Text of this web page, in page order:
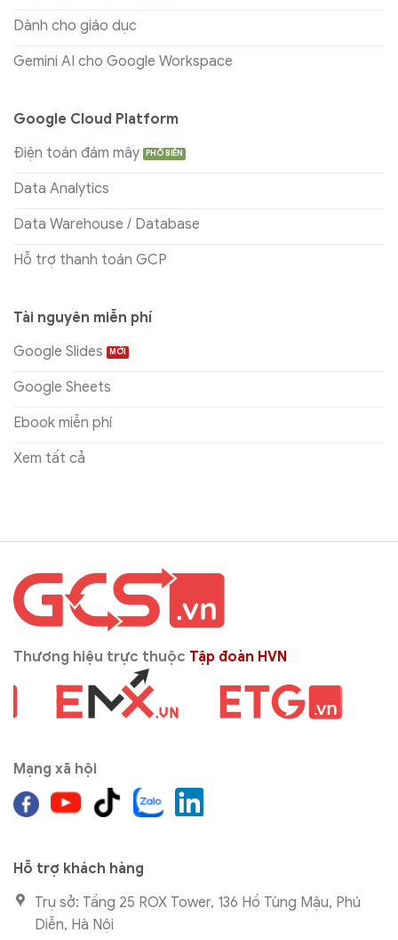
Dành cho giáo dục
Gemini AI cho Google Workspace
Google Cloud Platform
Điện toán đám mây
Data Analytics
Data Warehouse / Database
Hỗ trợ thanh toán GCP
Tài nguyên miễn phí
Google Slides
Google Sheets
Ebook miễn phí
Xem tất cả
Thương hiệu trực thuộc Tập đoàn HVN
Mạng xã hội
Hỗ trợ khách hàng
Trụ sở: Tầng 25 ROX Tower, 136 Hồ Tùng Mậu, Phú
Diễn, Hà Nội